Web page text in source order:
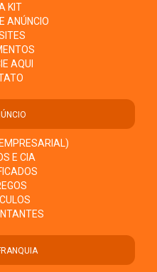
KIT
ANÚNCIO
AQUI
E CIA